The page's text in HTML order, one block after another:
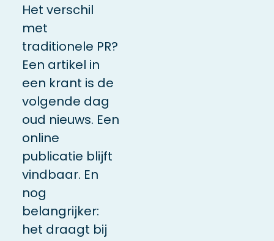
Het verschil
met
traditionele PR?
Een artikel in
een krant is de
volgende dag
oud nieuws. Een
online
publicatie blijft
vindbaar. En
nog
belangrijker:
het draagt bij